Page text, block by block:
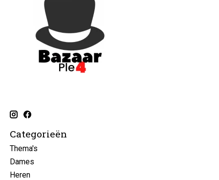
Categorieën
Thema's
Dames
Heren